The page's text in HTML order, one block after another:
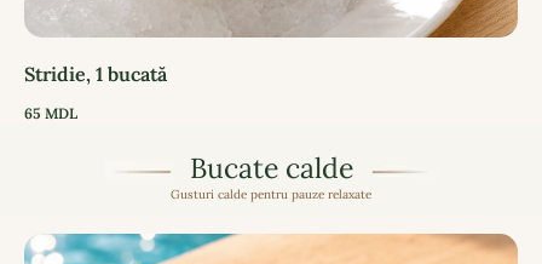
Stridie, 1 bucată
65 MDL
Bucate calde
Gusturi calde pentru pauze relaxate